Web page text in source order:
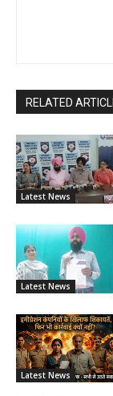
RELATED
Latest News
Latest News
Latest News